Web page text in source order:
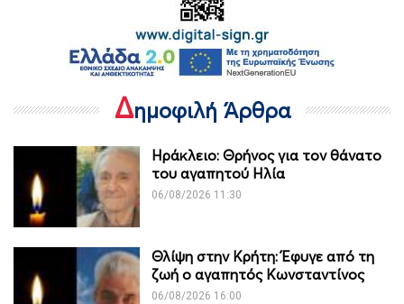
Δημοφιλή Άρθρα
Ηράκλειο: Θρήνος για τον θάνατο
του αγαπητού Ηλία
06/08/2026 11:30
Θλίψη στην Κρήτη: Έφυγε από τη
ζωή ο αγαπητός Κωνσταντίνος
06/08/2026 16:00